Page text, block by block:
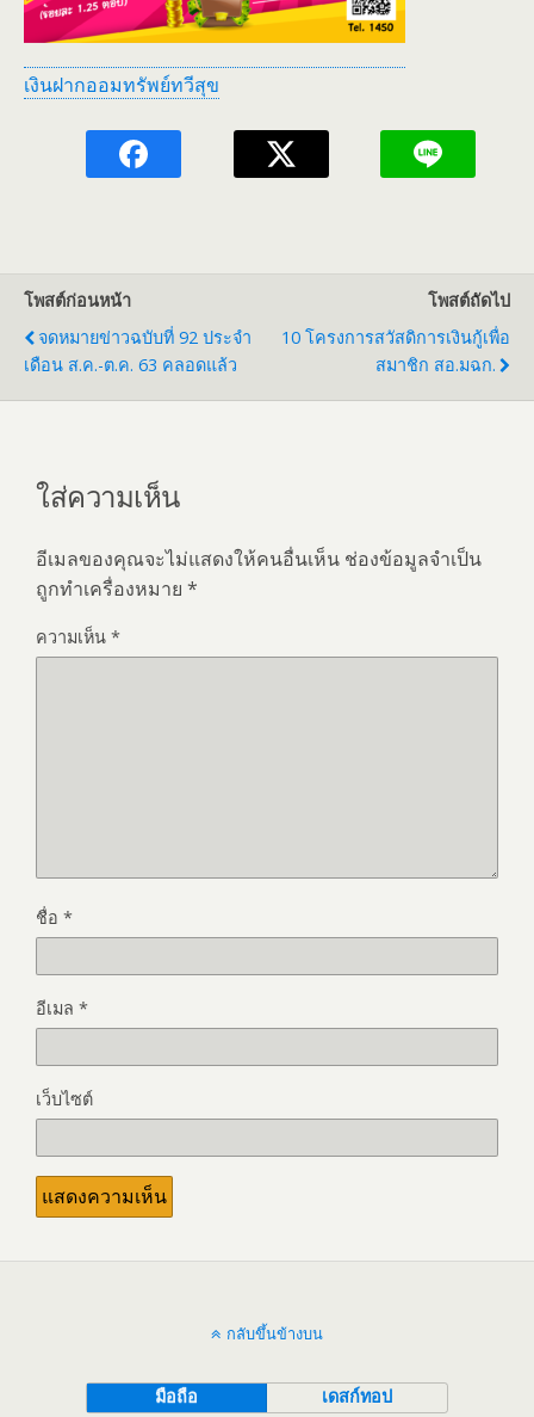
เงินฝากออมทรัพย์ทวีสุข
โพสต์ก่อนหน้า
จดหมายข่าวฉบับที่ 92 ประจำ
เดือน ส.ค.-ต.ค. 63 คลอดแล้ว
โพสต์ถัดไป
10 โครงการสวัสดิการเงินกู้เพื่อ
สมาชิก สอ.มฉก.
ใส่ความเห็น
อีเมลของคุณจะไม่แสดงให้คนอื่นเห็น ช่องข้อมูลจำเป็น
ถูกทำเครื่องหมาย *
ความเห็น *
ชื่อ *
อีเมล *
เว็บไซต์
กลับขึ้นข้างบน
มือถือ เดสก์ทอป